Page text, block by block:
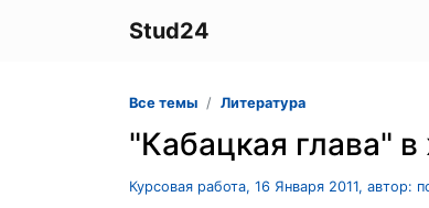
Stud24
Все темы Литература
"Кабацкая глава"
Курсовая работа, 16 Января 2011, автор: